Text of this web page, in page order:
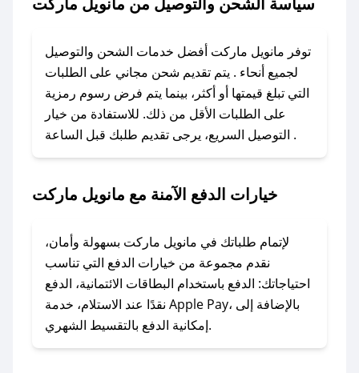
باستخدام تطبيق صحصح، يمكنك العثور بسهولة على
الكوبون، تواصل معنا عبر تويتر أو البريد الإلكتروني
لإضافته بسرعة.
### كيفية استخدام كود خصم مانويل ماركت؟
1. انسخ كود الخصم من تطبيق صحصح.
2. الصقه في خانة الدفع عند التسوق من مانويل
لا تقلق! يمكنك التواصل مع فريق دعم صحصح عبر
الرسائل الخاصة على تويتر أو البريد الإلكتروني،
وسنقوم بحل المشكلة في أسرع وقت ممكن.
### ماذا أفعل إذا لم أجد كود خصم لمتجري
المفضل؟
توفر مانويل ماركت أفضل خدمات الشحن والتوصيل
لجميع أنحاء . يتم تقديم شحن مجاني على الطلبات
التي تبلغ قيمتها أو أكثر، بينما يتم فرض رسوم رمزية
على الطلبات الأقل من ذلك. للاستفادة من خيار
التوصيل السريع، يرجى تقديم طلبك قبل الساعة .
خيارات الدفع الآمنة مع مانويل ماركت
لإتمام طلباتك في مانويل ماركت بسهولة وأمان،
نقدم مجموعة من خيارات الدفع التي تناسب
احتياجاتك: الدفع باستخدام البطاقات الائتمانية، الدفع
نقدًا عند الاستلام، خدمة Apple Pay، بالإضافة إلى
إمكانية الدفع بالتقسيط الشهري.